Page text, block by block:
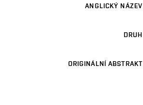
ANGLICKÝ NÁZEV
DRUH
ORIGINÁLNÍ ABSTRAKT